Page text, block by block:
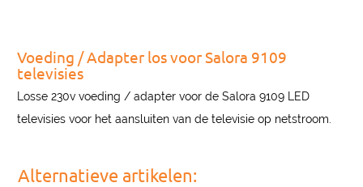
Voeding / Adapter los voor Salora 9109
televisies
Losse 230v voeding / adapter voor de Salora 9109 LED
televisies voor het aansluiten van de televisie op netstroom.
Alternatieve artikelen: